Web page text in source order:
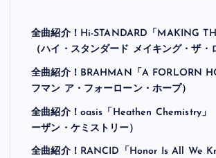
全曲紹介！Hi-STANDARD「MAKING
（ハイ・スタンダード メイキング・ザ・
全曲紹介！BRAHMAN「A FORLORN
フマン ア・フォーローン・ホープ）
全曲紹介！oasis「Heathen Chemistry」
ーザン・ケミストリー）
全曲紹介！RANCID「Honor Is All We